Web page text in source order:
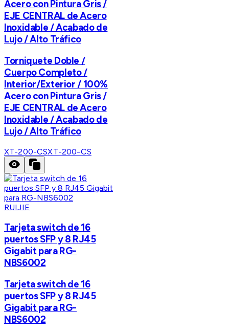
Acero con Pintura Gris /
EJE CENTRAL de Acero
Inoxidable / Acabado de
Lujo / Alto Tráfico
Torniquete Doble /
Cuerpo Completo /
Interior/Exterior / 100%
Acero con Pintura Gris /
EJE CENTRAL de Acero
Inoxidable / Acabado de
Lujo / Alto Tráfico
XT-200-CSXT-200-CS
RUIJIE
Tarjeta switch de 16
puertos SFP y 8 RJ45
Gigabit para RG-
NBS6002
Tarjeta switch de 16
puertos SFP y 8 RJ45
Gigabit para RG-
NBS6002